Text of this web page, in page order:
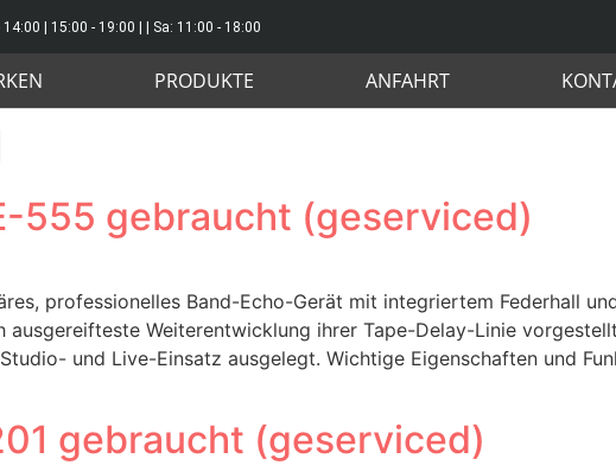
14:00 | 15:00 - 19:00 | | Sa: 11:00 - 18:00
PRODUKTE ANFAHRT
555 gebraucht (geserviced)
professionelles Band-Echo-Gerät mit integriertem Federhall
Weiterentwicklung ihrer Tape-Delay-Linie
und Live-Einsatz ausgelegt. Wichtige Eigenschaften und
gebraucht (geserviced)